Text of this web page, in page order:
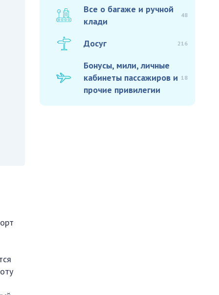
Все о багаже и ручной
клади
48
Досуг 216
Бонусы, мили, личные
кабинеты пассажиров и
прочие привилегии
18